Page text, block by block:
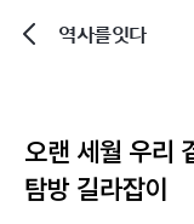
역사를잇다
오랜 세월 우리
탐방 길라잡이